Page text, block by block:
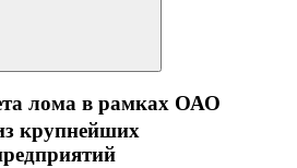
лома в рамках ОАО
крупнейших